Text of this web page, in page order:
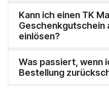
Peek &
PAGRO DISKONT
Lounge by Zalando
Kann ich einen TK
Geschenkgutschein
einlösen?
Was passiert, wenn
Bestellung